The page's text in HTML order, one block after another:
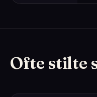
Ofte stilte